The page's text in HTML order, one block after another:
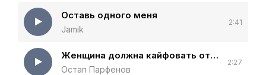
Оставь одного меня
Jamik
2:41
Женщина должна кайфовать от нашей любви загорать
Остап Парфенов
2:27